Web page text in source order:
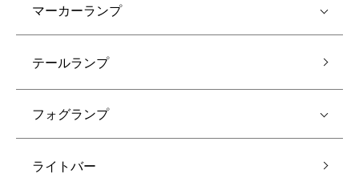
マーカーランプ
テールランプ
フォグランプ
ライトバー